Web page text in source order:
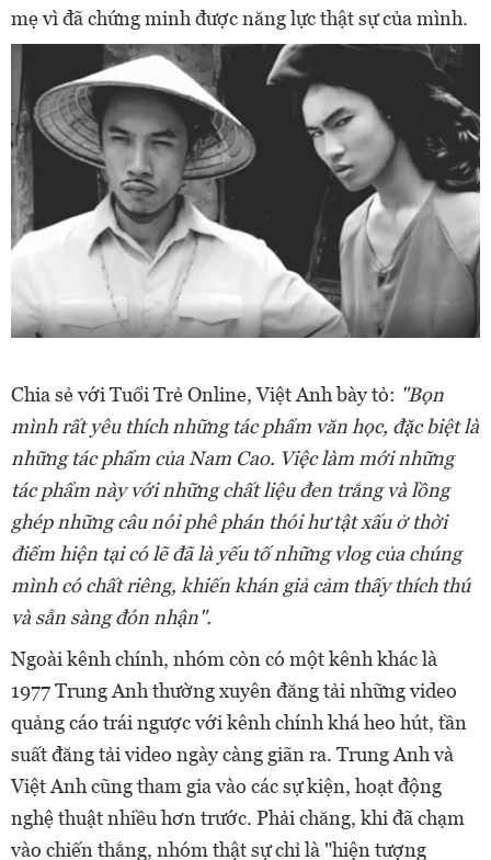
mẹ vì đã chứng minh được năng lực thật sự của mình.
Chia sẻ với Tuổi Trẻ Online, Việt Anh bày tỏ: "Bọn
mình rất yêu thích những tác phẩm văn học, đặc biệt là
những tác phẩm của Nam Cao. Việc làm mới những
tác phẩm này với những chất liệu đen trắng và lồng
ghép những câu nói phê phán thói hư tật xấu ở thời
điểm hiện tại có lẽ đã là yếu tố những vlog của chúng
mình có chất riêng, khiến khán giả cảm thấy thích thú
và sẵn sàng đón nhận".
Ngoài kênh chính, nhóm còn có một kênh khác là
1977 Trung Anh thường xuyên đăng tải những video
quảng cáo trái ngược với kênh chính khá heo hút, tần
suất đăng tải video ngày càng giãn ra. Trung Anh và
Việt Anh cũng tham gia vào các sự kiện, hoạt động
nghệ thuật nhiều hơn trước. Phải chăng, khi đã chạm
vào chiến thắng, nhóm thật sự chỉ là "hiện tượng